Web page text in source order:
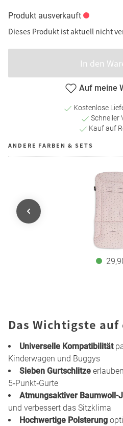
Produkt ausverkauft
Dieses Produkt ist aktuell nicht
In den
Auf meine
Kostenlose
Schneller
Kauf auf
ANDERE FARBEN & SETS
Das Wichtigste
Universelle Kompatibilität
Kinderwagen und Buggys
Sieben Gurtschlitze
5‑Punkt‑Gurte
Atmungsaktiver Baumwoll-
und verbessert das Sitzklima
Hochwertige Polsterung